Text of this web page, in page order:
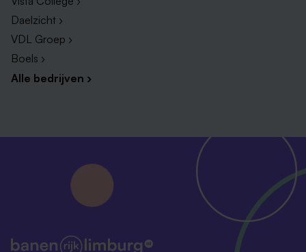
Daelzicht ›
VDL Groep ›
Boels ›
Alle bedrijven ›